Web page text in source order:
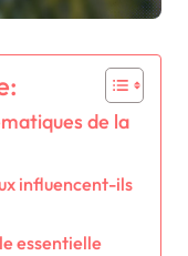
de la
influencent-ils
essentielle